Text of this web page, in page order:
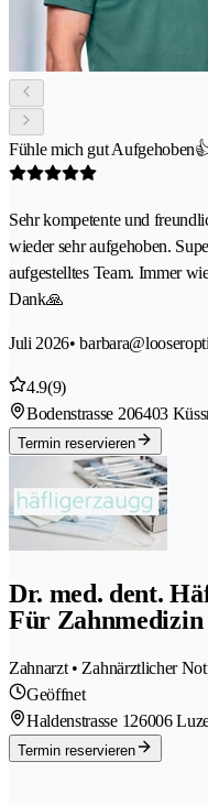
Fühle mich gut
Sehr kompetente und
wieder sehr aufgehoben.
aufgestelltes Team. Immer
Dank🙏
Juli 2026•
4.9(9)
Bodenstrasse 206403
Termin reservieren
Dr. med. dent.
Für Zahnmedizin
Zahnarzt • Zahnärztlicher
Geöffnet
Haldenstrasse 126006
Termin reservieren